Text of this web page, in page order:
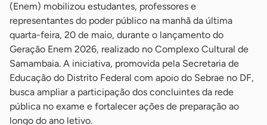
(Enem) mobilizou estudantes, professores e
representantes do poder público na manhã da última
quarta-feira, 20 de maio, durante o lançamento do
Geração Enem 2026, realizado no Complexo Cultural de
Samambaia. A iniciativa, promovida pela Secretaria de
Educação do Distrito Federal com apoio do Sebrae no DF,
busca ampliar a participação dos concluintes da rede
pública no exame e fortalecer ações de preparação ao
longo do ano letivo.